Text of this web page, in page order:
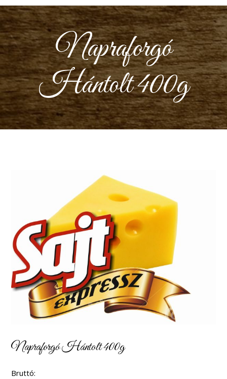
Napraforgó
Hántolt 400g
Napraforgó Hántolt 400g
Bruttó: